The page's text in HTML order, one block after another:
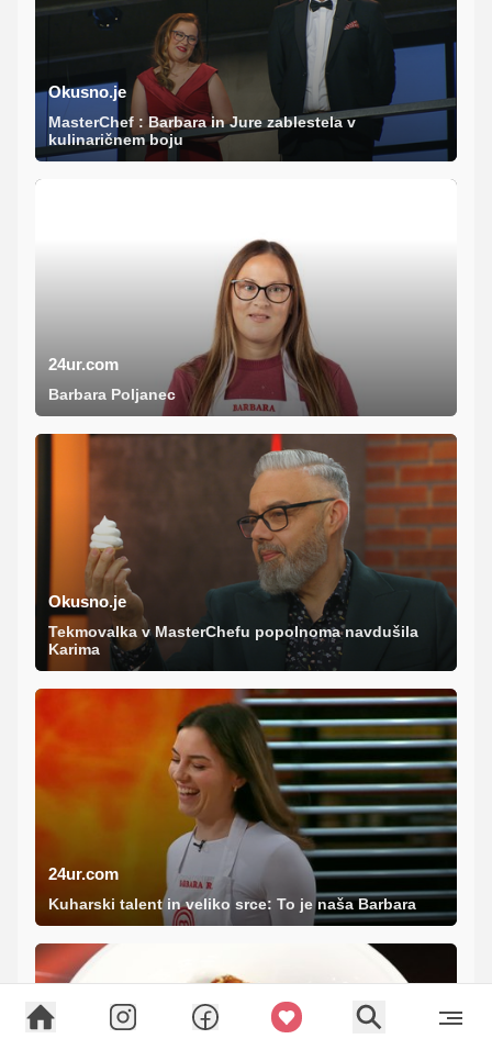
Okusno.je
MasterChef : Barbara in Jure zablestela v
kulinaričnem boju
24ur.com
Barbara Poljanec
Okusno.je
Tekmovalka v MasterChefu popolnoma navdušila
Karima
24ur.com
Kuharski talent in veliko srce: To je naša Barbara